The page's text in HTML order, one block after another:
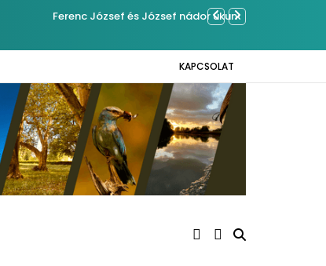
Közel tízezer
KAPCSOLAT